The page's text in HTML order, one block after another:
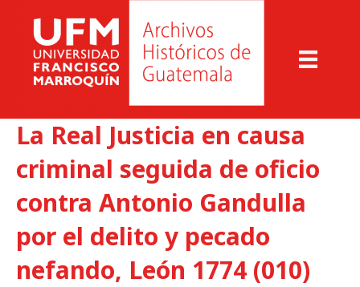
La Real Justicia en causa
criminal seguida de oficio
contra Antonio Gandulla
por el delito y pecado
nefando, León 1774 (010)